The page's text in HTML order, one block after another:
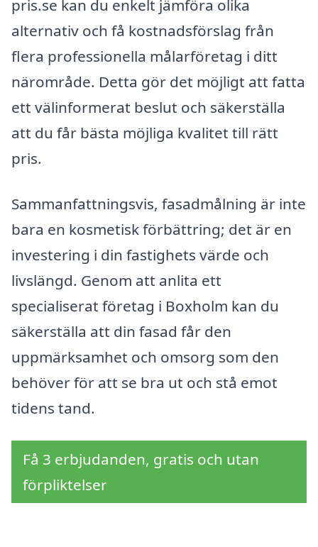
pris.se kan du enkelt jämföra olika
alternativ och få kostnadsförslag från
flera professionella målarföretag i ditt
närområde. Detta gör det möjligt att fatta
ett välinformerat beslut och säkerställa
att du får bästa möjliga kvalitet till rätt
pris.
Sammanfattningsvis, fasadmålning är inte
bara en kosmetisk förbättring; det är en
investering i din fastighets värde och
livslängd. Genom att anlita ett
specialiserat företag i Boxholm kan du
säkerställa att din fasad får den
uppmärksamhet och omsorg som den
behöver för att se bra ut och stå emot
tidens tand.
Få 3 erbjudanden, gratis och utan
förpliktelser